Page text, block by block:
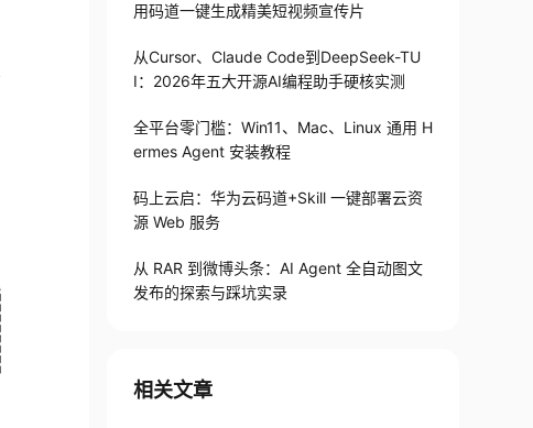
用码道一键生成精美短视频宣传片
从Cursor、Claude Code到DeepSeek-TU
I：2026年五大开源AI编程助手硬核实测
全平台零门槛：Win11、Mac、Linux 通用 H
ermes Agent 安装教程
码上云启：华为云码道+Skill 一键部署云资
源 Web 服务
从 RAR 到微博头条：AI Agent 全自动图文
发布的探索与踩坑实录
相关文章